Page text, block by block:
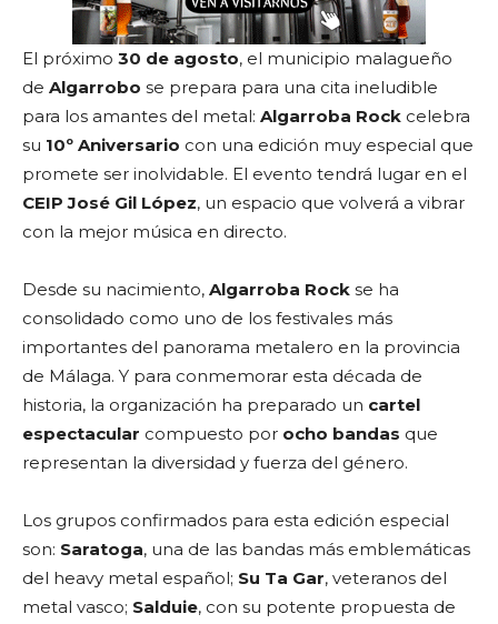
El próximo 30 de agosto, el municipio malagueño
de Algarrobo se prepara para una cita ineludible
para los amantes del metal: Algarroba Rock celebra
su 10º Aniversario con una edición muy especial que
promete ser inolvidable. El evento tendrá lugar en el
CEIP José Gil López, un espacio que volverá a vibrar
con la mejor música en directo.
Desde su nacimiento, Algarroba Rock se ha
consolidado como uno de los festivales más
importantes del panorama metalero en la provincia
de Málaga. Y para conmemorar esta década de
historia, la organización ha preparado un cartel
espectacular compuesto por ocho bandas que
representan la diversidad y fuerza del género.
Los grupos confirmados para esta edición especial
son: Saratoga, una de las bandas más emblemáticas
del heavy metal español; Su Ta Gar, veteranos del
metal vasco; Salduie, con su potente propuesta de